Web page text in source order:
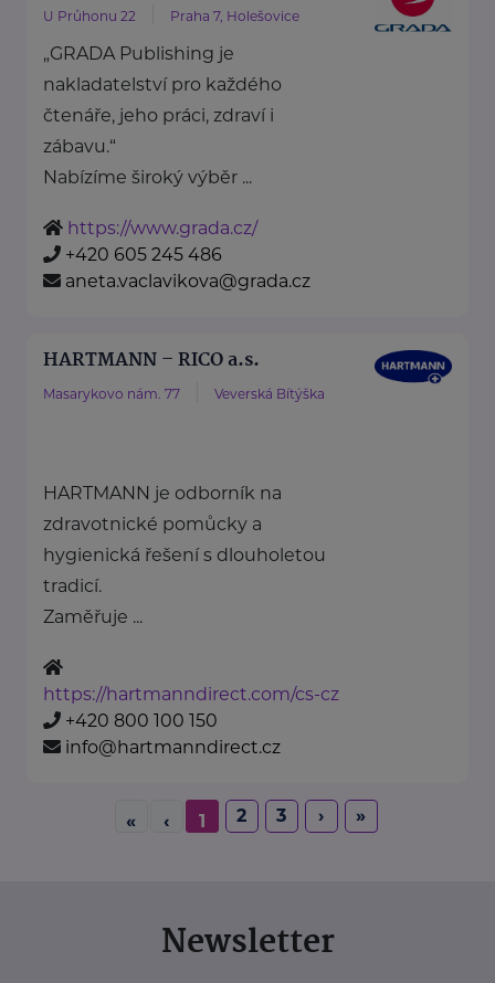
U Průhonu 22 Praha 7, Holešovice
„GRADA Publishing je
nakladatelství pro každého
čtenáře, jeho práci, zdraví i
zábavu.“
Nabízíme široký výběr ...
https://www.grada.cz/
+420 605 245 486
aneta.vaclavikova@grada.cz
HARTMANN – RICO a.s.
Masarykovo nám. 77 Veverská Bítýška
HARTMANN je odborník na
zdravotnické pomůcky a
hygienická řešení s dlouholetou
tradicí.
Zaměřuje ...
https://hartmanndirect.com/cs-cz
+420 800 100 150
info@hartmanndirect.cz
« ‹ 1 2 3 › »
Newsletter